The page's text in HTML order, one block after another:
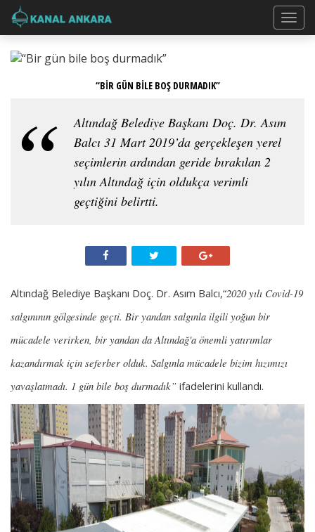
“BİR GÜN BİLE BOŞ DURMADIK”
Altındağ Belediye Başkanı Doç. Dr. Asım
Balcı 31 Mart 2019’da gerçekleşen yerel
seçimlerin ardından geride bırakılan 2
yılın Altındağ için oldukça verimli
geçtiğini belirtti.
Altındağ Belediye Başkanı Doç. Dr. Asım Balcı,“2020 yılı Covid-19
salgınının gölgesinde geçti. Bir yandan salgınla ilgili yoğun bir
mücadele verirken, bir yandan da Altındağ'a önemli yatırımlar
kazandırmak için seferber olduk. Salgınla mücadele bizim hızımızı
yavaşlatmadı. 1 gün bile boş durmadık” ifadelerini kullandı.